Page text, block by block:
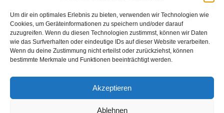
Um dir ein optimales Erlebnis zu bieten, verwenden wir Technologien wie
Cookies, um Geräteinformationen zu speichern und/oder darauf
zuzugreifen. Wenn du diesen Technologien zustimmst, können wir Daten
wie das Surfverhalten oder eindeutige IDs auf dieser Website verarbeiten.
Wenn du deine Zustimmung nicht erteilst oder zurückziehst, können
bestimmte Merkmale und Funktionen beeinträchtigt werden.
Akzeptieren
Ablehnen
Events & Success 3003
Breaking News 2067
Aktuelles
Featured Article
Karriere 567